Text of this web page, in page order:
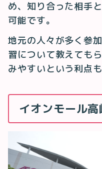
め、知り合った相手
可能です。
地元の人々が多く参
習について教えても
みやすいという利点も
イオンモール高